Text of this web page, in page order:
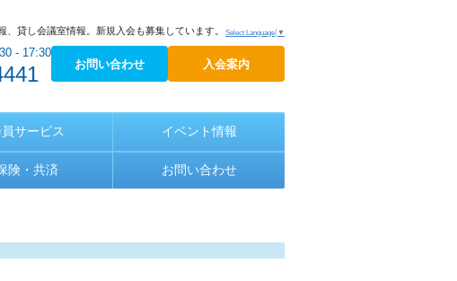
Select Language ▼
貸し会議室情報。新規入会も募集しています。
- 17:30
お問い合わせ 入会案内
サービス イベント情報
険・共済 お問い合わせ